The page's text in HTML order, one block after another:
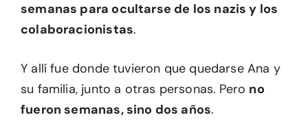
semanas para ocultarse de los nazis y los
colaboracionistas.
Y allí fue donde tuvieron que quedarse Ana y
su familia, junto a otras personas. Pero no
fueron semanas, sino dos años.